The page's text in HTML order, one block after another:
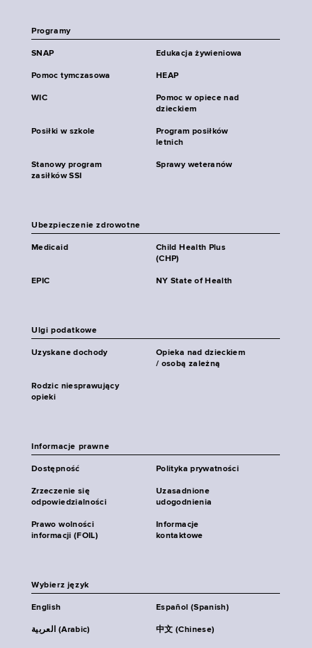
Programy
SNAP Edukacja żywieniowa
Pomoc tymczasowa HEAP
WIC
Pomoc w opiece nad
dzieckiem
Posiłki w szkole
Program posiłków
letnich
Stanowy program
zasiłków SSI
Sprawy weteranów
Ubezpieczenie zdrowotne
Medicaid
Child Health Plus
(CHP)
EPIC NY State of Health
Ulgi podatkowe
Uzyskane dochody
Opieka nad dzieckiem
/ osobą zależną
Rodzic niesprawujący
opieki
Informacje prawne
Dostępność Polityka prywatności
Zrzeczenie się
odpowiedzialności
Uzasadnione
udogodnienia
Prawo wolności
informacji (FOIL)
Informacje
kontaktowe
Wybierz język
English Español (Spanish)
العربية (Arabic) 中文 (Chinese)